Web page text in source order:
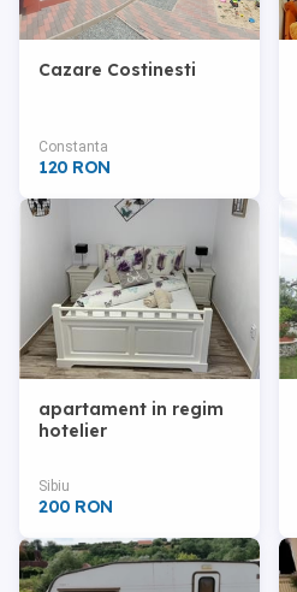
Cazare Costinesti
Constanta
120 RON
apartament in regim
hotelier
Sibiu
200 RON